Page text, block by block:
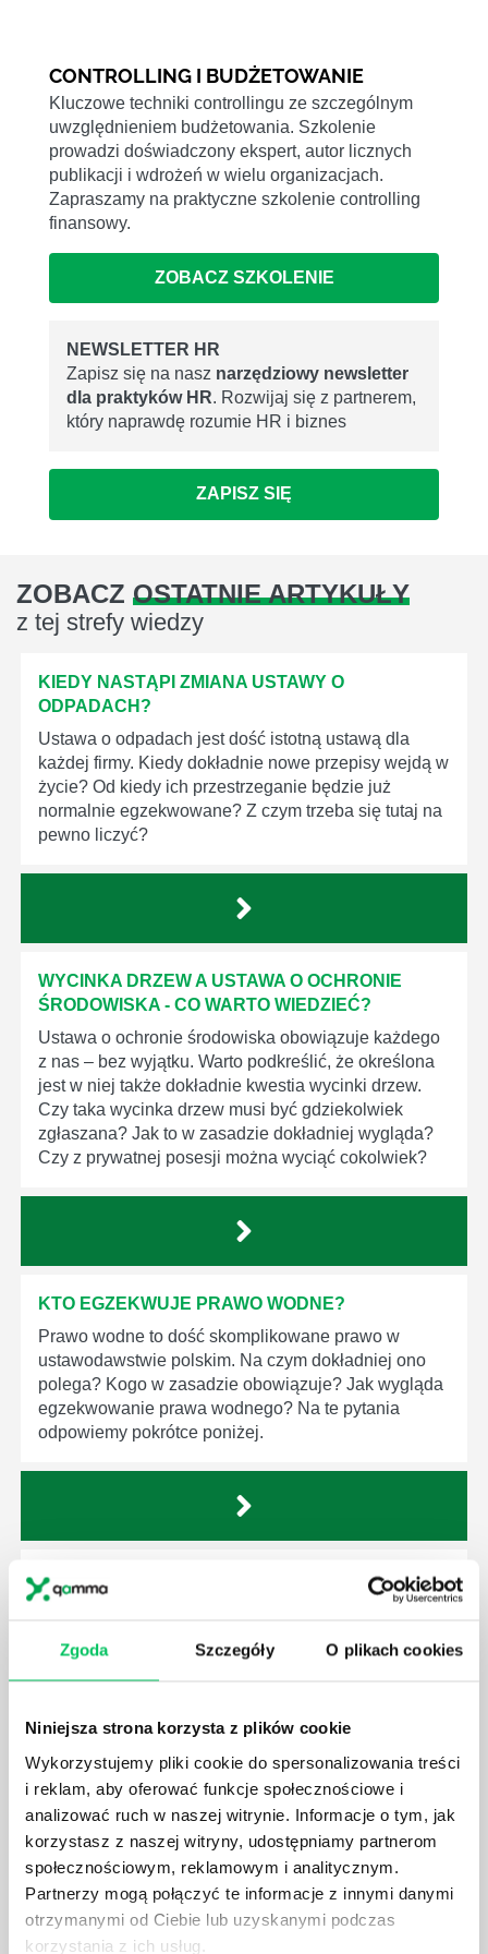
Zgoda Szczegóły O plikach cookies
Niniejsza strona korzysta z plików cookie
Wykorzystujemy pliki cookie do spersonalizowania treści
i reklam, aby oferować funkcje społecznościowe i
analizować ruch w naszej witrynie. Informacje o tym, jak
korzystasz z naszej witryny, udostępniamy partnerom
społecznościowym, reklamowym i analitycznym.
Partnerzy mogą połączyć te informacje z innymi danymi
otrzymanymi od Ciebie lub uzyskanymi podczas
korzystania z ich usług.
CONTROLLING I BUDŻETOWANIE
Kluczowe techniki controllingu ze szczególnym
uwzględnieniem budżetowania. Szkolenie
prowadzi doświadczony ekspert, autor licznych
publikacji i wdrożeń w wielu organizacjach.
Zapraszamy na praktyczne szkolenie controlling
finansowy.
ZOBACZ SZKOLENIE
NEWSLETTER HR
Zapisz się na nasz narzędziowy newsletter
dla praktyków HR. Rozwijaj się z partnerem,
który naprawdę rozumie HR i biznes
ZAPISZ SIĘ
ZOBACZ OSTATNIE ARTYKUŁY
z tej strefy wiedzy
KIEDY NASTĄPI ZMIANA USTAWY O
ODPADACH?
Ustawa o odpadach jest dość istotną ustawą dla
każdej firmy. Kiedy dokładnie nowe przepisy wejdą w
życie? Od kiedy ich przestrzeganie będzie już
normalnie egzekwowane? Z czym trzeba się tutaj na
pewno liczyć?
WYCINKA DRZEW A USTAWA O OCHRONIE
ŚRODOWISKA - CO WARTO WIEDZIEĆ?
Ustawa o ochronie środowiska obowiązuje każdego
z nas – bez wyjątku. Warto podkreślić, że określona
jest w niej także dokładnie kwestia wycinki drzew.
Czy taka wycinka drzew musi być gdziekolwiek
zgłaszana? Jak to w zasadzie dokładniej wygląda?
Czy z prywatnej posesji można wyciąć cokolwiek?
KTO EGZEKWUJE PRAWO WODNE?
Prawo wodne to dość skomplikowane prawo w
ustawodawstwie polskim. Na czym dokładniej ono
polega? Kogo w zasadzie obowiązuje? Jak wygląda
egzekwowanie prawa wodnego? Na te pytania
odpowiemy pokrótce poniżej.
GDZIE MOŻEMY ZAPOZNAĆ SIĘ Z
WYMAGANIAMI NORM JAKOŚCI WYROBÓW
W związku z ogromnym rozwojem dzisiejszego
społeczeństwa wprowadzane jest coraz więcej reguł,
dziedziny gospodarki. Dzięki nim wszystkie firmy
będą zobowiązane przestrzegać zasad, których
wprowadzenie dąży do ujednolicenia jakości
produktów, które trafiają do klientów.
CZYM ZAJMUJE SIĘ AUDYTOR WEWNĘTRZNY